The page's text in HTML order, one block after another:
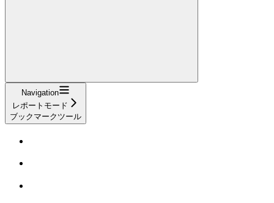
Navigation
レポートモード
ブックマークツール